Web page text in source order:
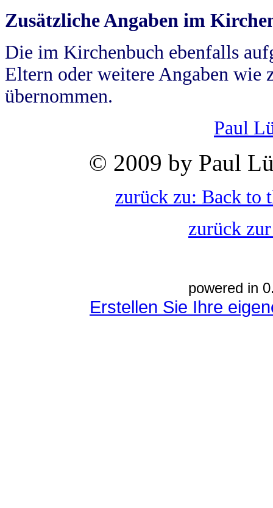
Zusätzliche Angaben im
Die im Kirchenbuch ebenfalls
Eltern oder weitere Angaben wie
übernommen.
Paul
© 2009 by Paul
zurück zu: Back to
zurück
powered in
Erstellen Sie Ihre